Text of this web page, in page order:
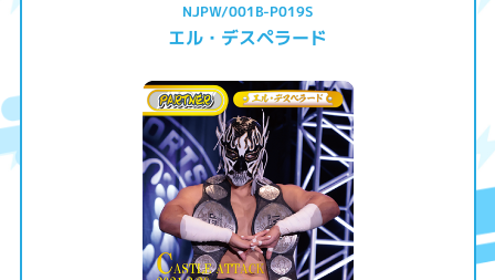
NJPW/001B-P019S
エル・デスペラード